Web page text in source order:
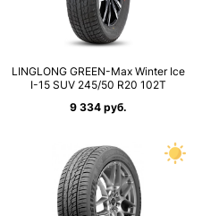
LINGLONG GREEN-Max Winter Ice
I-15 SUV 245/50 R20 102T
9 334 руб.